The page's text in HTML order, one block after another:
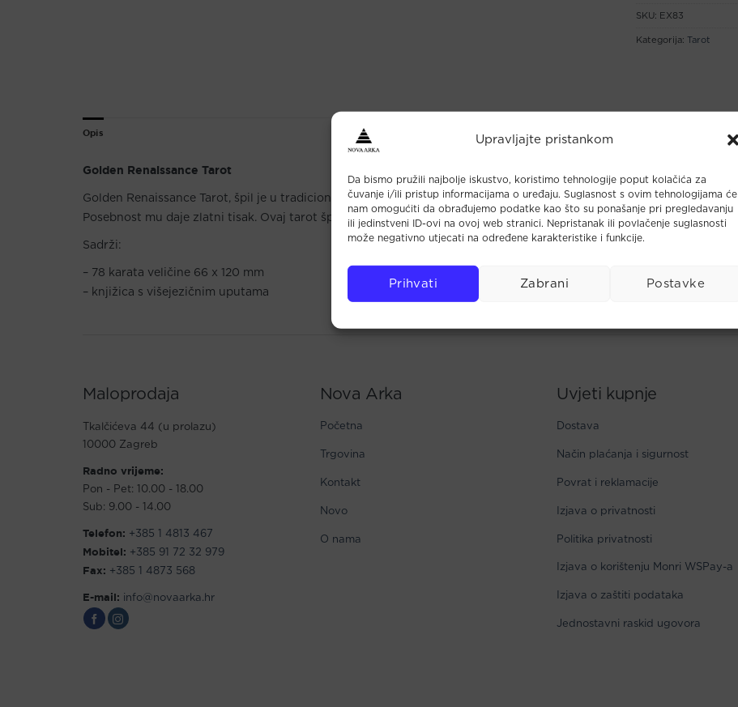
Upravljajte pristankom
Da bismo pružili najbolje iskustvo, koristimo tehnologije poput kolačića za
čuvanje i/ili pristup informacijama o uređaju. Suglasnost s ovim tehnologijama će
nam omogućiti da obrađujemo podatke kao što su ponašanje pri pregledavanju
ili jedinstveni ID-ovi na ovoj web stranici. Nepristanak ili povlačenje suglasnosti
može negativno utjecati na određene karakteristike i funkcije.
Prihvati Zabrani Postavke
SKU: EX83
Kategorija: Tarot
Opis
Golden Renaissance Tarot
Golden Renaissance Tarot, špil je u tradicionalnom talijanskom stilu.
Posebnost mu daje zlatni tisak. Ovaj tarot špil idealan je za početnike i napredne tarot čitače.
Sadrži:
– 78 karata veličine 66 x 120 mm
– knjižica s višejezičnim uputama
Maloprodaja
Tkalčićeva 44 (u prolazu)
10000 Zagreb
Radno vrijeme:
Pon - Pet: 10.00 - 18.00
Sub: 9.00 - 14.00
Telefon: +385 1 4813 467
Mobitel: +385 91 72 32 979
Fax: +385 1 4873 568
E-mail: info@novaarka.hr
Nova Arka
Početna
Trgovina
Kontakt
Novo
O nama
Uvjeti kupnje
Dostava
Način plaćanja i sigurnost
Povrat i reklamacije
Izjava o privatnosti
Politika privatnosti
Izjava o korištenju Monri WSPay-a
Izjava o zaštiti podataka
Jednostavni raskid ugovora